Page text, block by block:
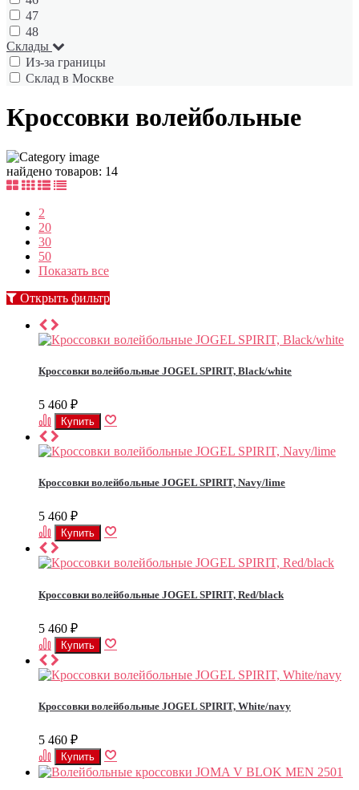
47
48
Склады
Из-за границы
Склад в Москве
Кроссовки волейбольные
найдено товаров: 14
2
20
30
50
Показать все
Открыть фильтр
Кроссовки волейбольные JOGEL SPIRIT, Black/white
5 460 ₽
Кроссовки волейбольные JOGEL SPIRIT, Navy/lime
5 460 ₽
Кроссовки волейбольные JOGEL SPIRIT, Red/black
5 460 ₽
Кроссовки волейбольные JOGEL SPIRIT, White/navy
5 460 ₽